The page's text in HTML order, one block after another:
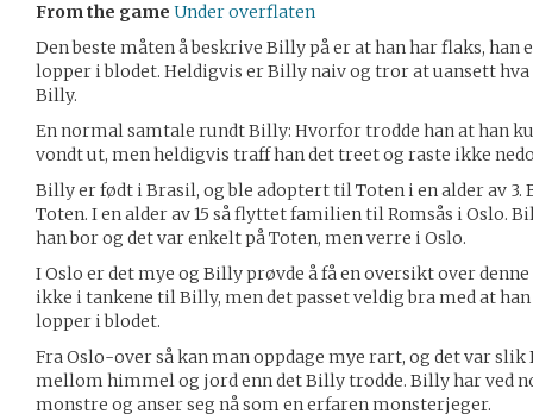
From the game Under overflaten
Den beste måten å beskrive Billy på er at han har flaks,
lopper i blodet. Heldigvis er Billy naiv og tror at uansett
Billy.
En normal samtale rundt Billy: Hvorfor trodde han at han
vondt ut, men heldigvis traff han det treet og raste ikke
Billy er født i Brasil, og ble adoptert til Toten i en alder av 3.
Toten. I en alder av 15 så flyttet familien til Romsås i Oslo.
han bor og det var enkelt på Toten, men verre i Oslo.
I Oslo er det mye og Billy prøvde å få en oversikt over
ikke i tankene til Billy, men det passet veldig bra med at
lopper i blodet.
Fra Oslo-over så kan man oppdage mye rart, og det var
mellom himmel og jord enn det Billy trodde. Billy har ved
monstre og anser seg nå som en erfaren monsterjeger.